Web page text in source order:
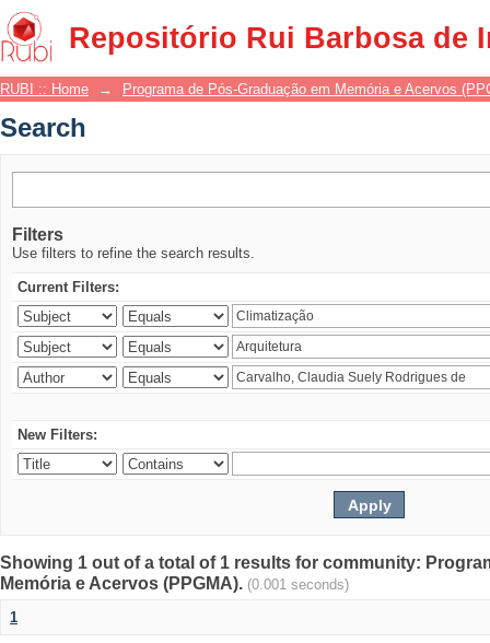
Repositório Rui Barbosa de
Search
RUBI :: Home → Programa de Pós-Graduação em Memória e Acervos
Search
Filters
Use filters to refine the search results.
Current Filters:
New Filters:
Showing 1 out of a total of 1 results for community:
Memória e Acervos (PPGMA). (0.001 seconds)
1